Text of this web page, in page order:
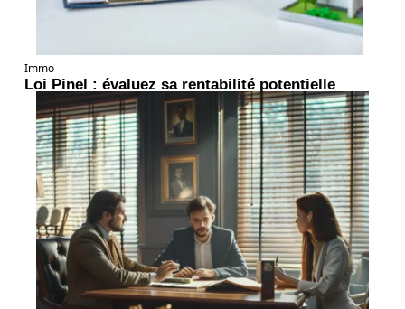
Immo
Loi Pinel : évaluez sa rentabilité potentielle